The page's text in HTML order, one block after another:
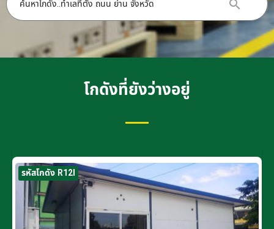
โกดังที่ยังว่างอยู่
รหัสโกดัง R12I